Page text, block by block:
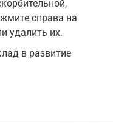
справа на
удалить их.
в развитие